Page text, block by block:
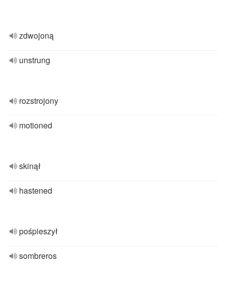
zdwojoną
unstrung
rozstrojony
motioned
skinął
hastened
pośpieszył
sombreros